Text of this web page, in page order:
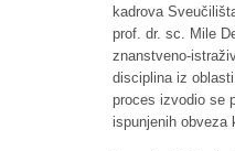
kadrova
prof. dr. sc. Mile
znanstveno-
disciplina iz
proces izvodio se
ispunjenih obveza